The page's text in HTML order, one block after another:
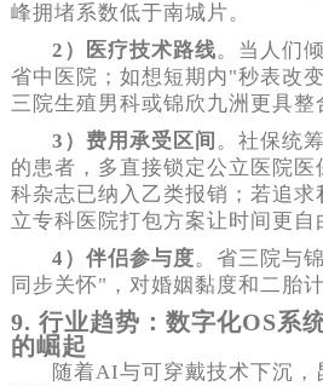
峰拥堵系数低于南城片。
2）医疗技术路线。当人们
省中医院；如想短期内"秒表改
三院生殖男科或锦欣九洲更具整
3）费用承受区间 。社保统
的患者，多直接锁定公立医院医
科杂志已纳入乙类报销；若追
立专科医院打包方案让时间更自
4）伴侣参与度。省三院与
同步关怀"，对婚姻黏度和二胎
9. 行业趋势：数字化OS系
的崛起
随着AI与可穿戴技术下沉，